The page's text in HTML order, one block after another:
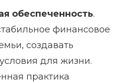
обеспеченность.
финансовое
создавать
для жизни.
практика